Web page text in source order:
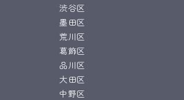
渋谷区
墨田区
荒川区
葛飾区
品川区
大田区
中野区